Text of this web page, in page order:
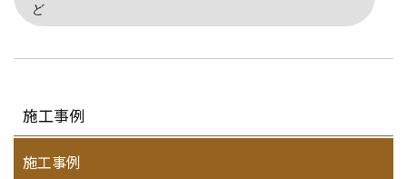
ど
施工事例
施工事例